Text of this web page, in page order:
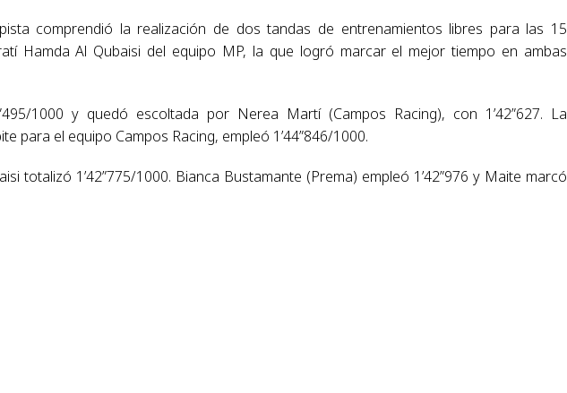
comprendió la realización de dos tandas de entrenamientos libres para las 15
Hamda Al Qubaisi del equipo MP, la que logró marcar el mejor tiempo en ambas
1000 y quedó escoltada por Nerea Martí (Campos Racing), con 1’42”627. La
para el equipo Campos Racing, empleó 1’44”846/1000.
totalizó 1’42”775/1000. Bianca Bustamante (Prema) empleó 1’42”976 y Maite marcó